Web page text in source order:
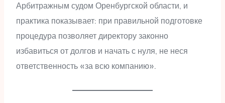
Арбитражным судом Оренбургской области, и
практика показывает: при правильной подготовке
процедура позволяет директору законно
избавиться от долгов и начать с нуля, не неся
ответственность «за всю компанию».